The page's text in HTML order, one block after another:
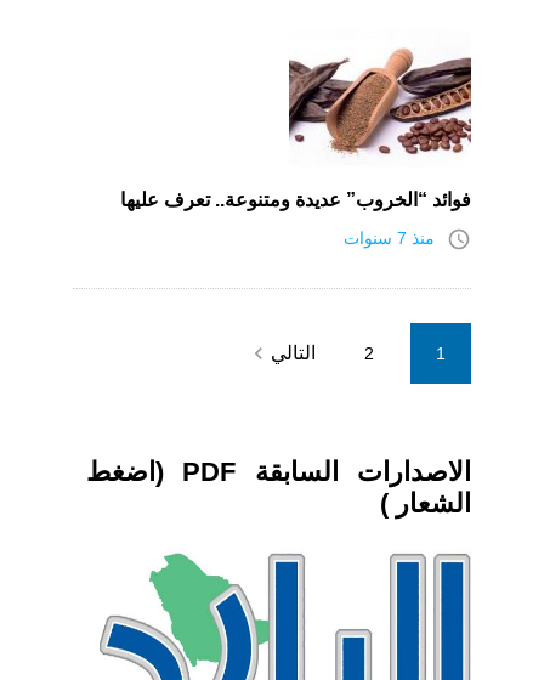
فوائد “الخروب” عديدة ومتنوعة.. تعرف عليها
access_time منذ 7 سنوات
pagination
1
2 التالي navigate_next
الاصدارات السابقة PDF (اضغط
الشعار )